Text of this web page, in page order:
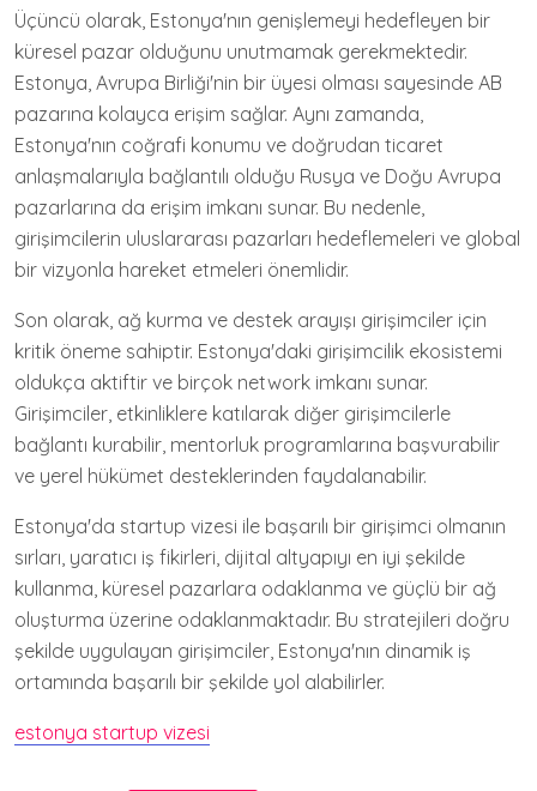
Üçüncü olarak, Estonya'nın genişlemeyi hedefleyen bir
küresel pazar olduğunu unutmamak gerekmektedir.
Estonya, Avrupa Birliği'nin bir üyesi olması sayesinde AB
pazarına kolayca erişim sağlar. Aynı zamanda,
Estonya'nın coğrafi konumu ve doğrudan ticaret
anlaşmalarıyla bağlantılı olduğu Rusya ve Doğu Avrupa
pazarlarına da erişim imkanı sunar. Bu nedenle,
girişimcilerin uluslararası pazarları hedeflemeleri ve global
bir vizyonla hareket etmeleri önemlidir.
Son olarak, ağ kurma ve destek arayışı girişimciler için
kritik öneme sahiptir. Estonya'daki girişimcilik ekosistemi
oldukça aktiftir ve birçok network imkanı sunar.
Girişimciler, etkinliklere katılarak diğer girişimcilerle
bağlantı kurabilir, mentorluk programlarına başvurabilir
ve yerel hükümet desteklerinden faydalanabilir.
Estonya'da startup vizesi ile başarılı bir girişimci olmanın
sırları, yaratıcı iş fikirleri, dijital altyapıyı en iyi şekilde
kullanma, küresel pazarlara odaklanma ve güçlü bir ağ
oluşturma üzerine odaklanmaktadır. Bu stratejileri doğru
şekilde uygulayan girişimciler, Estonya'nın dinamik iş
ortamında başarılı bir şekilde yol alabilirler.
estonya startup vizesi